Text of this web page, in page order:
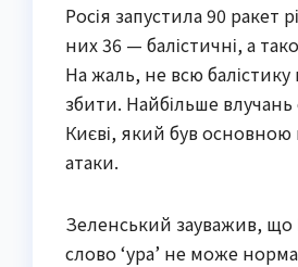
Росія запустила 90 ракет
них 36 — балістичні, а
На жаль, не всю балістику
збити. Найбільше влучань
Києві, який був
атаки.
Зеленський зауважив, що
слово ‘ура’ не може